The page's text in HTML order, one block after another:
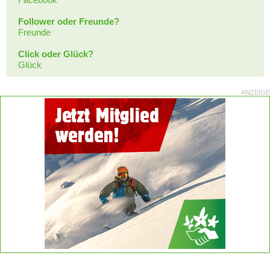
Follower oder Freunde?
Freunde
Click oder Glück?
Glück
ANZEIGE